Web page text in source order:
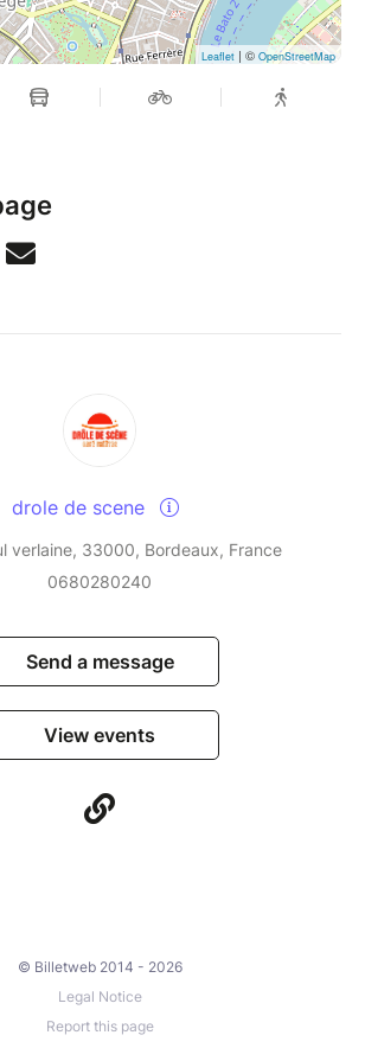
Leaflet | © OpenStreetMap
drole de scene
verlaine, 33000, Bordeaux, France
0680280240
Send a message
View events
© Billetweb 2014 - 2026
Legal Notice
Report this page